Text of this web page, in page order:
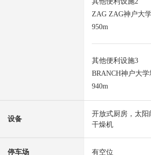
ZAG ZAG神户大
950m
其他便利设施3
BRANCH神户大学
940m
设备
开放式厨房，太
干燥机
停车场 有空位